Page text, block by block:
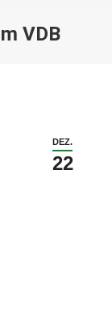
VDB
DEZ.
22